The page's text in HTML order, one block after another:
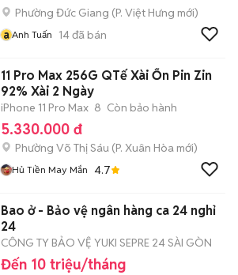
Phường Đức Giang (P. Việt Hưng mới)
a Anh Tuấn 14đã bán
11 Pro Max 256G QTế Xài Ổn Pin Zin
92% Xài 2 Ngày
iPhone 11 Pro Max 8 Còn bảo hành
5.330.000 đ
Phường Võ Thị Sáu (P. Xuân Hòa mới)
Hủ Tiền May Mắn 4.7
Bao ở - Bảo vệ ngân hàng ca 24 nghỉ
24
CÔNG TY BẢO VỆ YUKI SEPRE 24 SÀI GÒN
Đến 10 triệu/tháng